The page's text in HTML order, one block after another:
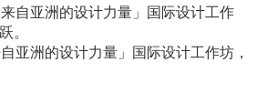
亚洲的设计力量」国际设计工作坊，